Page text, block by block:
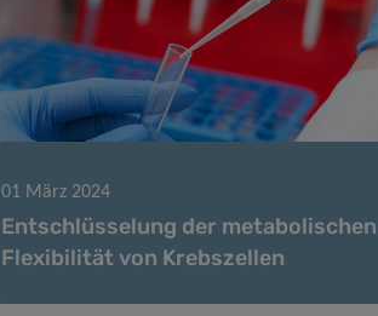
01 März 2024
Entschlüsselung der metabolischen
Flexibilität von Krebszellen